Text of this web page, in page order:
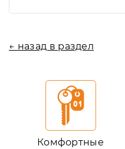
← назад в раздел
Комфортные